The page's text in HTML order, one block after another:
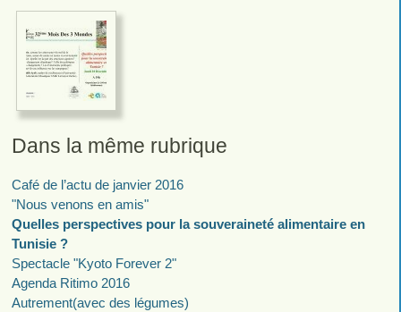
Dans la même rubrique
Café de l’actu de janvier 2016
"Nous venons en amis"
Quelles perspectives pour la souveraineté alimentaire en
Tunisie ?
Spectacle "Kyoto Forever 2"
Agenda Ritimo 2016
Autrement(avec des légumes)